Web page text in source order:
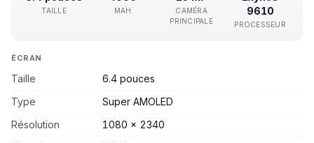
TAILLE MAH
CAMÉRA
PRINCIPALE
9610
PROCESSEUR
ÉCRAN
Taille
6.4 pouces
Type
Super AMOLED
Résolution
1080 x 2340